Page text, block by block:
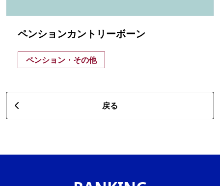
ペンションカントリーボーン
ペンション・その他
戻る